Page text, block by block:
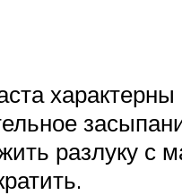
разлуку с